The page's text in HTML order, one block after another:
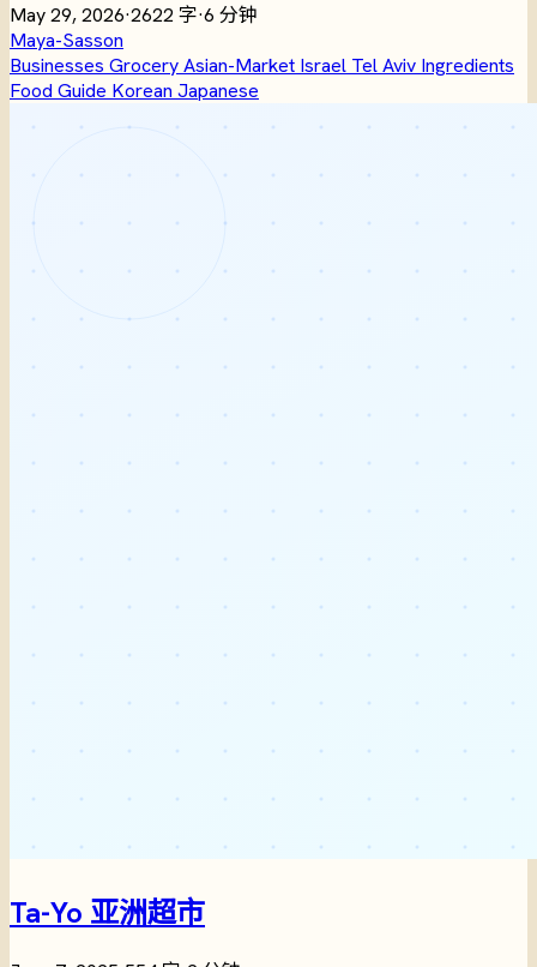
May 29, 2026·2622 字·6 分钟
Maya-Sasson
Businesses GroceryAsian-Market Israel Tel Aviv Ingredients
Food Guide Korean Japanese
Ta-Yo 亚洲超市